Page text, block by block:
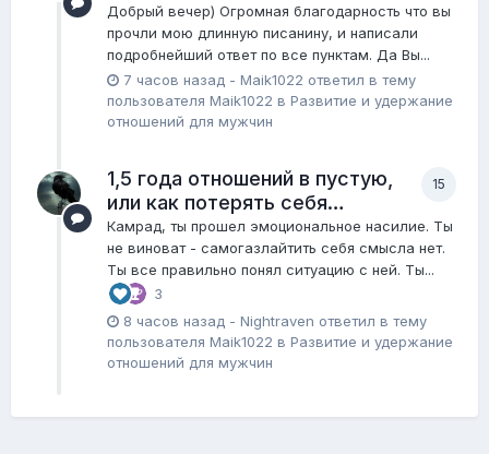
Добрый вечер) Огромная благодарность что вы
прочли мою длинную писанину, и написали
подробнейший ответ по все пунктам. Да Вы...
7 часов назад - Maik1022 ответил в тему
пользователя Maik1022 в Pазвитие и удержание
отношений для мужчин
15
1,5 года отношений в пустую,
или как потерять себя…
Камрад, ты прошел эмоциональное насилие. Ты
не виноват - самогазлайтить себя смысла нет.
Ты все правильно понял ситуацию с ней. Ты...
3
8 часов назад - Nightraven ответил в тему
пользователя Maik1022 в Pазвитие и удержание
отношений для мужчин